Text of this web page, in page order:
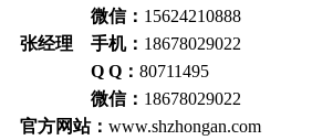
微信： 15624210888
张经理 手机： 18678029022
Q Q： 80711495
微信： 18678029022
官方网站： www.shzhongan.com